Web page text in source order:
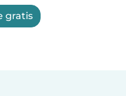
gratis